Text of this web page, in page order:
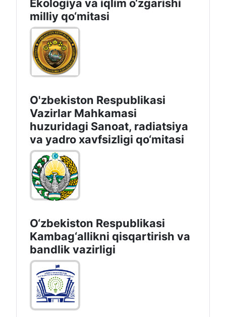
Ekologiya va iqlim o‘zgarishi
milliy qo‘mitasi
O'zbekiston Respublikasi
Vazirlar Mahkamasi
huzuridagi Sanoat, radiatsiya
va yadro xavfsizligi qo‘mitasi
O‘zbekiston Respublikasi
Kambag‘allikni qisqartirish va
bandlik vazirligi